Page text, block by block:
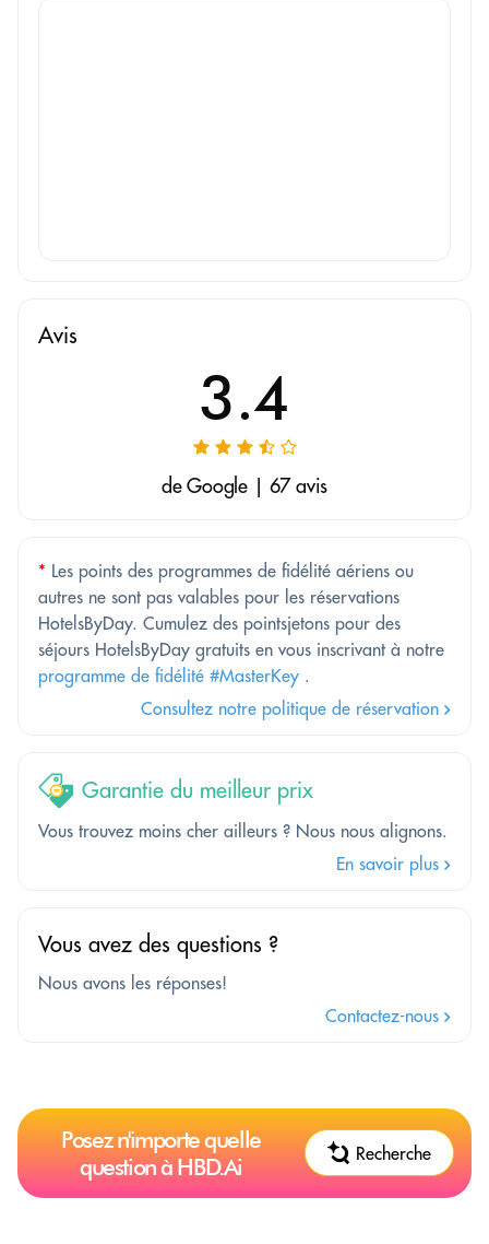
Avis
3.4
de Google | 67 avis
* Les points des programmes de fidélité aériens ou
autres ne sont pas valables pour les réservations
HotelsByDay. Cumulez des pointsjetons pour des
séjours HotelsByDay gratuits en vous inscrivant à notre
programme de fidélité #MasterKey .
Consultez notre politique de réservation
Garantie du meilleur prix
Vous trouvez moins cher ailleurs ? Nous nous alignons.
En savoir plus
Vous avez des questions ?
Nous avons les réponses!
Contactez-nous
Posez n'importe quelle
question à HBD.Ai
Recherche